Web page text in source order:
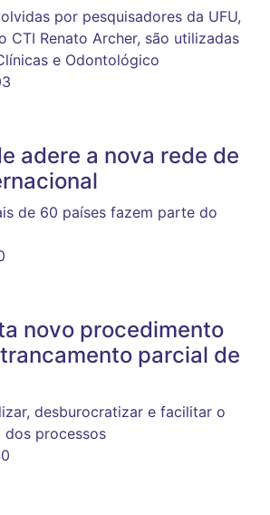
por pesquisadores da UFU,
CTI Renato Archer, são utilizadas
e Odontológico
adere a nova rede de
de 60 países fazem parte do
novo procedimento
parcial de
desburocratizar e facilitar o
dos processos